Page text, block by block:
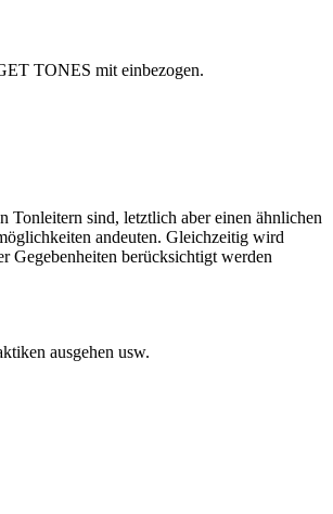
TONES mit einbezogen.
Tonleitern sind, letztlich aber einen ähnlichen
andeuten. Gleich­zeitig wird
Gege­benheiten berücksichtigt werden
ausgehen usw.